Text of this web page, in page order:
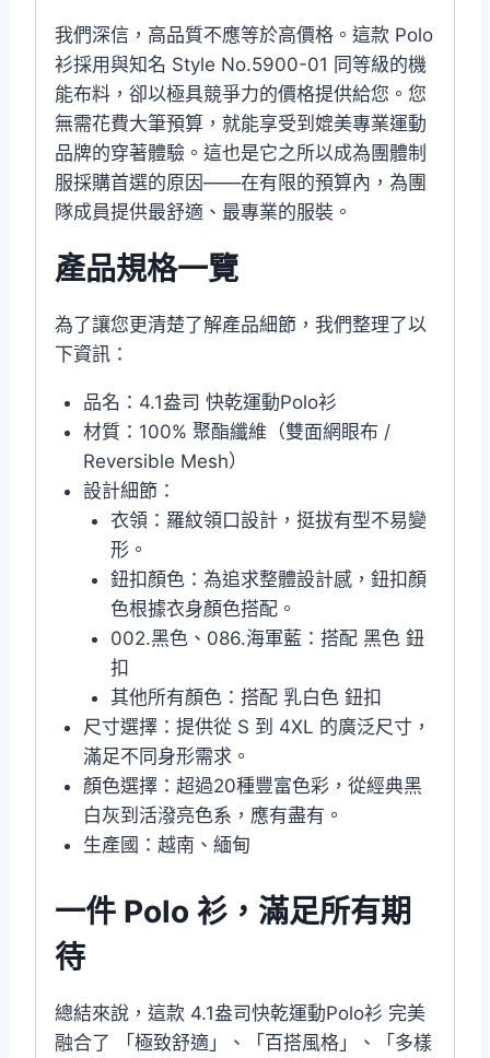
我們深信，高品質不應等於高價格。這款 Polo
衫採用與知名 Style No.5900-01 同等級的機
能布料，卻以極具競爭力的價格提供給您。您
無需花費大筆預算，就能享受到媲美專業運動
品牌的穿著體驗。這也是它之所以成為團體制
服採購首選的原因——在有限的預算內，為團
隊成員提供最舒適、最專業的服裝。
產品規格一覽
為了讓您更清楚了解產品細節，我們整理了以
下資訊：
品名：4.1盎司 快乾運動Polo衫
材質：100% 聚酯纖維（雙面網眼布 /
Reversible Mesh）
設計細節：
衣領：羅紋領口設計，挺拔有型不易變
形。
鈕扣顏色：為追求整體設計感，鈕扣顏
色根據衣身顏色搭配。
002.黑色、086.海軍藍：搭配 黑色 鈕
扣
其他所有顏色：搭配 乳白色 鈕扣
尺寸選擇：提供從 S 到 4XL 的廣泛尺寸，
滿足不同身形需求。
顏色選擇：超過20種豐富色彩，從經典黑
白灰到活潑亮色系，應有盡有。
生產國：越南、緬甸
一件 Polo 衫，滿足所有期
待
總結來說，這款 4.1盎司快乾運動Polo衫 完美
融合了 「極致舒適」、「百搭風格」、「多樣